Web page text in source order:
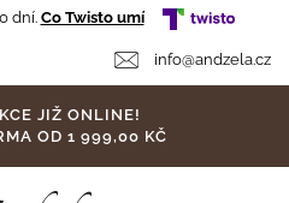
dní. Co Twisto umí
info@andzela.cz
JIŽ ONLINE!
OD 1 999,00 KČ